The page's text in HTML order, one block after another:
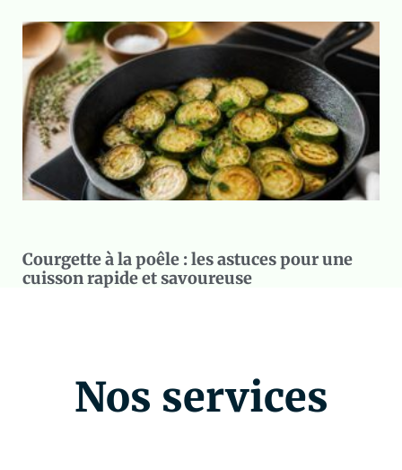
Courgette à la poêle : les astuces pour une
cuisson rapide et savoureuse
Nos services